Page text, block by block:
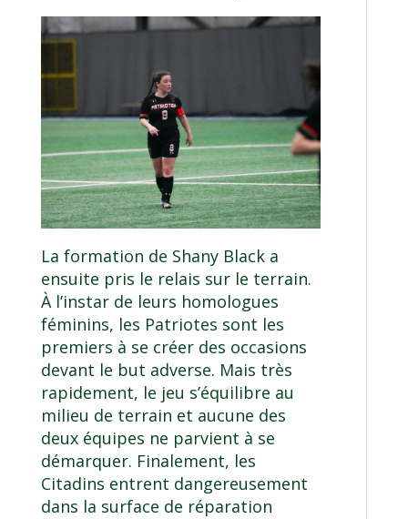
La formation de Shany Black a
ensuite pris le relais sur le terrain.
À l’instar de leurs homologues
féminins, les Patriotes sont les
premiers à se créer des occasions
devant le but adverse. Mais très
rapidement, le jeu s’équilibre au
milieu de terrain et aucune des
deux équipes ne parvient à se
démarquer. Finalement, les
Citadins entrent dangereusement
dans la surface de réparation